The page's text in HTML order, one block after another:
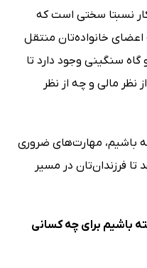
نسبتا سختی است که
اعضای خانواده‌تان منتقل
سنگینی وجود دارد تا
مالی و چه از نظر
باشیم، مهارت‌های ضروری
فرزندان‌تان در مسیر
باشیم برای چه کسانی